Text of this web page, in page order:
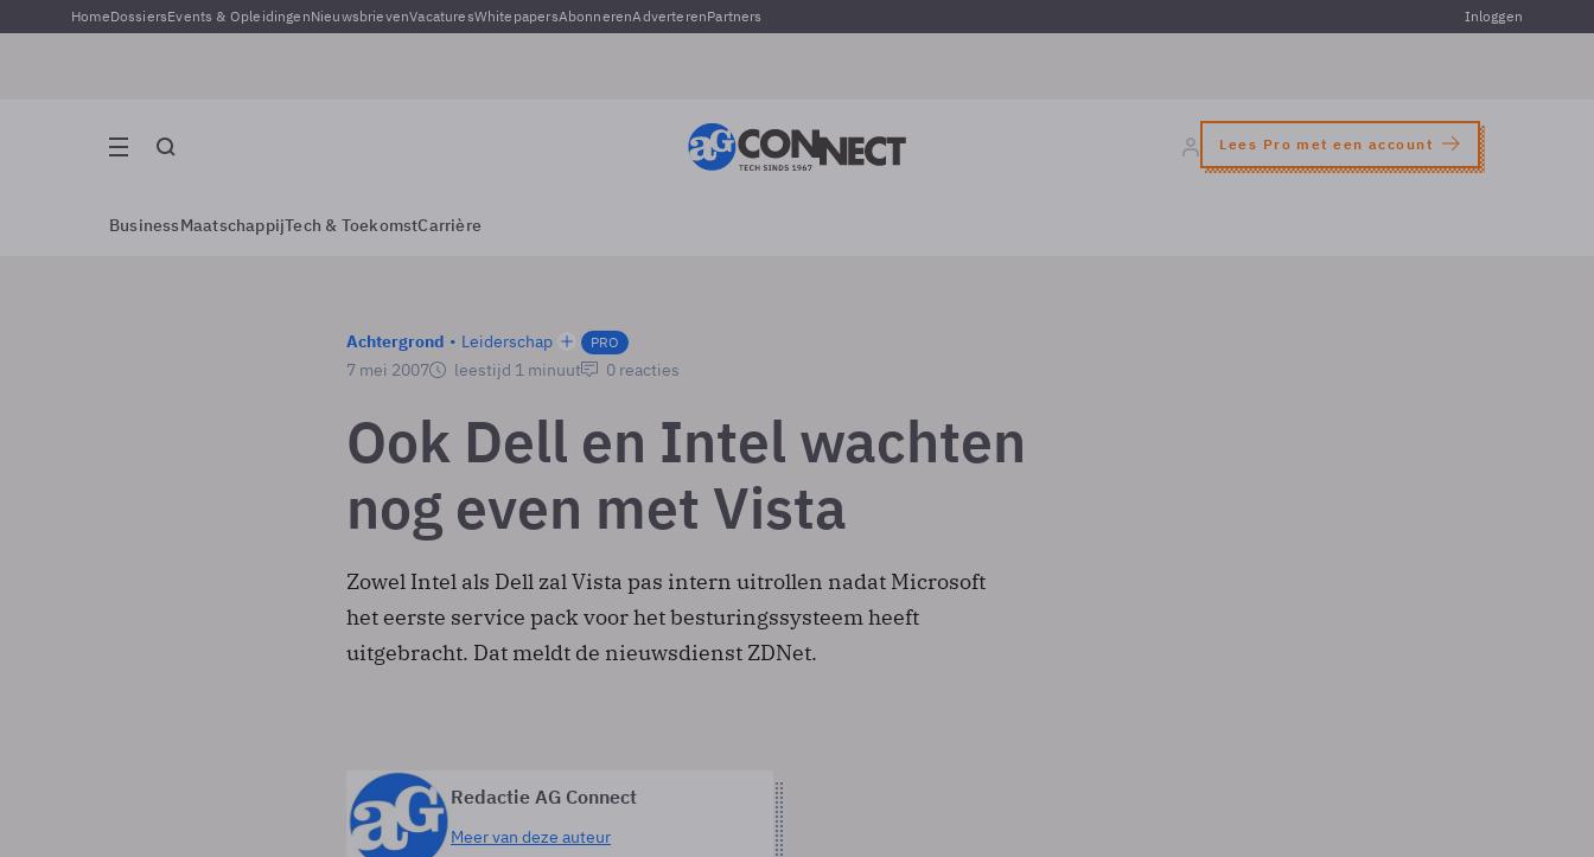
HomeDossiersEvents & OpleidingenNieuwsbrievenVacaturesWhitepapersAbonnerenAdverterenPartners Inloggen
Lees Pro met een account
BusinessMaatschappijTech & ToekomstCarrière
Achtergrond Leiderschap PRO
7 mei 2007 leestijd 1 minuut 0 reacties
Ook Dell en Intel wachten
nog even met Vista
Zowel Intel als Dell zal Vista pas intern uitrollen nadat Microsoft
het eerste service pack voor het besturingssysteem heeft
uitgebracht. Dat meldt de nieuwsdienst ZDNet.
Redactie AG Connect
Meer van deze auteur